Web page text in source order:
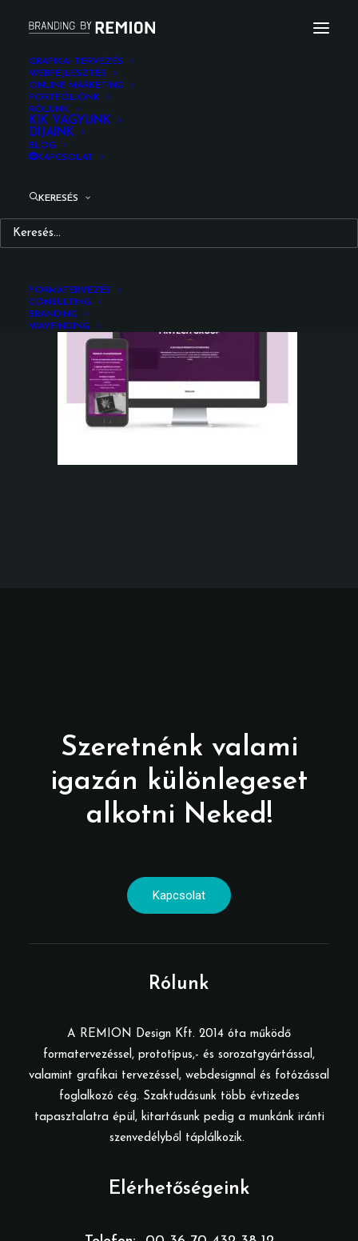
GRAFIKAI TERVEZÉS
WEBFEJLESZTÉS
ONLINE MARKETING
PORTFÓLIÓNK
RÓLUNK
KIK VAGYUNK
DÍJAINK
BLOG
KAPCSOLAT
KERESÉS
FORMATERVEZÉS
CONSULTING
BRANDING
WAYFINDING
Kezdőlap
Szeretnénk valami
igazán különlegeset
alkotni Neked!
Kapcsolat
Rólunk
A REMION Design Kft. 2014 óta működő
formatervezéssel, prototípus,- és sorozatgyártással,
valamint grafikai tervezéssel, webdesignnal és fotózással
foglalkozó cég. Szaktudásunk több évtizedes
tapasztalatra épül, kitartásunk pedig a munkánk iránti
szenvedélyből táplálkozik.
Elérhetőségeink